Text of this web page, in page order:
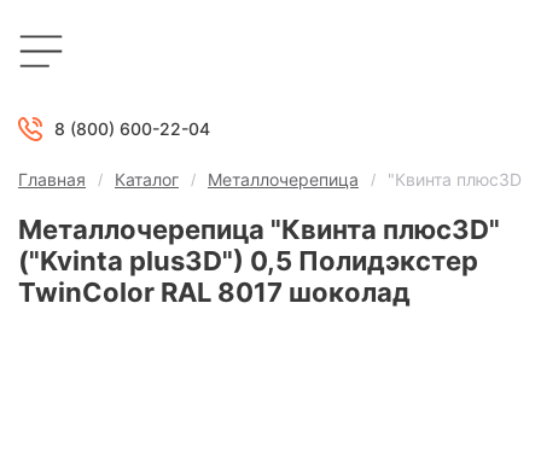
8 (800) 600-22-04
Главная Каталог Металлочерепица "Квинта плюс3D"
Металлочерепица "Квинта плюс3D"
("Kvinta plus3D") 0,5 Полидэкстер
TwinColor RAL 8017 шоколад